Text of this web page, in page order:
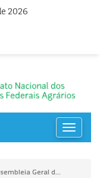
2026
Toggle
Geral d...